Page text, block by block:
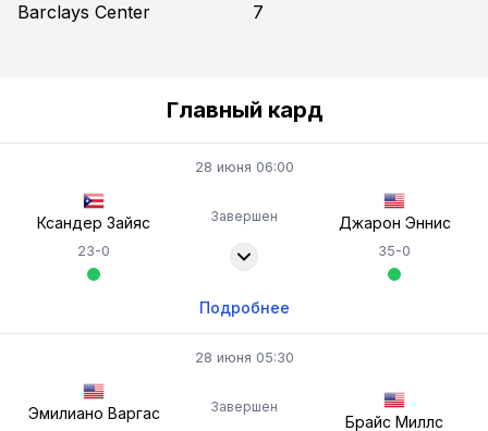
Barclays Center
7
Главный кард
28 июня 06:00
Ксандер Зайяс
23-0
Завершен Джарон Эннис
35-0
Подробнее
28 июня 05:30
Эмилиано Варгас Завершен
Брайс Миллс